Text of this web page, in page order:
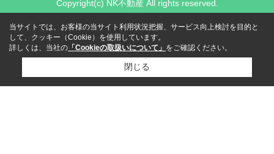
Copyright(c) NK不動産 All rights reserved.
当サイトでは、お客様の当サイト利用状況把握、サービス向上検討を目的と
して、クッキー（Cookie）を使用しています。
詳しくは、当社の 「Cookieの取扱いについて」 をご確認ください。
閉じる